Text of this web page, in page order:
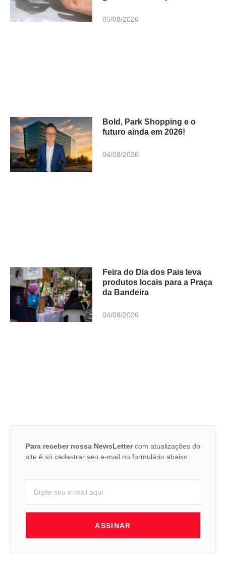
05/08/2026
Bold, Park Shopping e o
futuro ainda em 2026!
04/08/2026
Feira do Dia dos Pais leva
produtos locais para a Praça
da Bandeira
04/08/2026
Para receber nossa NewsLettercom atualizações do
site é só cadastrar seu e-mail no formulário abaixo.
ASSINAR